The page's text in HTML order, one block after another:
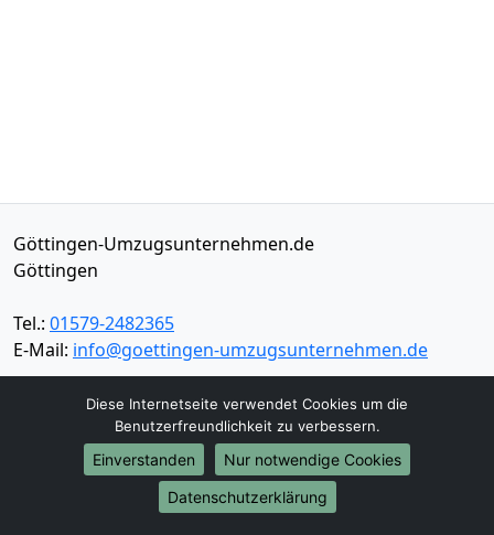
Göttingen-Umzugsunternehmen.de
Göttingen
Tel.: 01579-2482365
E-Mail: info@goettingen-umzugsunternehmen.de
Öffnungszeiten:Mo - Sa: 07:00 - 16:30 Uhr
Impressum
Datenschutz
Diese Internetseite verwendet Cookies um die
Benutzerfreundlichkeit zu verbessern.
Einverstanden
Nur notwendige Cookies
Datenschutzerklärung